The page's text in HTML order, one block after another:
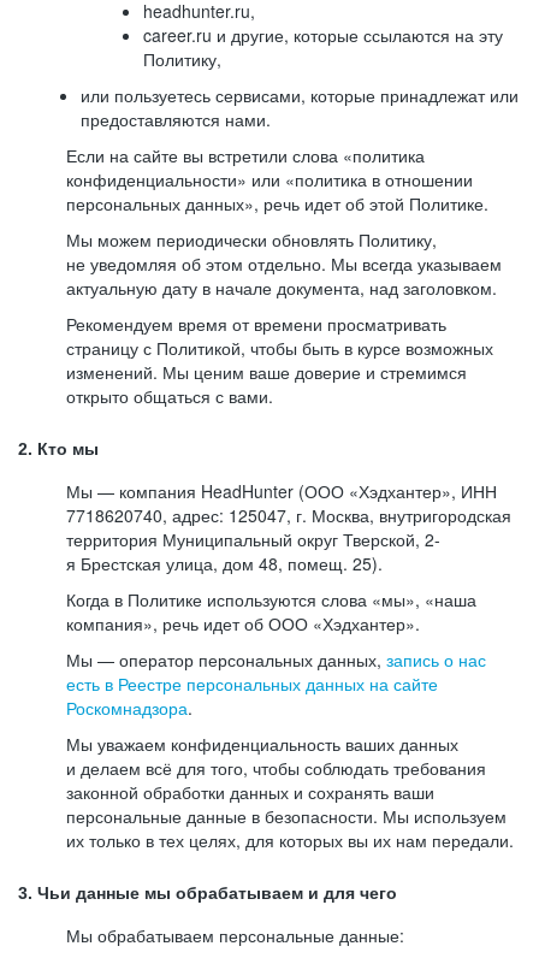
headhunter.ru,
career.ru и другие, которые ссылаются на эту
Политику,
или пользуетесь сервисами, которые принадлежат или
предоставляются нами.
Если на сайте вы встретили слова «политика
конфиденциальности» или «политика в отношении
персональных данных», речь идет об этой Политике.
Мы можем периодически обновлять Политику,
не уведомляя об этом отдельно. Мы всегда указываем
актуальную дату в начале документа, над заголовком.
Рекомендуем время от времени просматривать
страницу с Политикой, чтобы быть в курсе возможных
изменений. Мы ценим ваше доверие и стремимся
открыто общаться с вами.
2. Кто мы
Мы — компания HeadHunter (ООО «Хэдхантер», ИНН
7718620740, адрес: 125047, г. Москва, внутригородская
территория Муниципальный округ Тверской, 2-
я Брестская улица, дом 48, помещ. 25).
Когда в Политике используются слова «мы», «наша
компания», речь идет об ООО «Хэдхантер».
Мы — оператор персональных данных, запись о нас
есть в Реестре персональных данных на сайте
Роскомнадзора.
Мы уважаем конфиденциальность ваших данных
и делаем всё для того, чтобы соблюдать требования
законной обработки данных и сохранять ваши
персональные данные в безопасности. Мы используем
их только в тех целях, для которых вы их нам передали.
3. Чьи данные мы обрабатываем и для чего
Мы обрабатываем персональные данные: